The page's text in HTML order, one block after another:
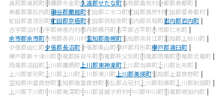
奥尻郡奥尻町瀬棚郡今金町久遠郡せたな町島牧郡島牧村寿都郡寿都町
寿都郡黒松内町磯谷郡蘭越町虻田郡ニセコ町虻田郡真狩村虻田郡留寿都村
虻田郡喜茂別町虻田郡京極町虻田郡倶知安町岩内郡共和町岩内郡岩内町
古宇郡泊村古宇郡神恵内村積丹郡積丹町古平郡古平町余市郡仁木町
余市郡余市町余市郡赤井川村空知郡南幌町空知郡奈井江町空知郡上砂川町
夕張郡由仁町夕張郡長沼町夕張郡栗山町樺戸郡月形町樺戸郡浦臼町
樺戸郡新十津川町雨竜郡妹背牛町雨竜郡秩父別町雨竜郡雨竜町雨竜郡北竜町
雨竜郡沼田町 上川郡鷹栖町 上川郡東神楽町 上川郡当麻町 上川郡比布町
上川郡愛別町 上川郡上川町 上川郡東川町 上川郡美瑛町空知郡上富良野町
空知郡中富良野町空知郡南富良野町勇払郡占冠村 上川郡和寒町 上川郡剣淵町
上川郡下川町中川郡美深町中川郡音威子府村中川郡中川町雨竜郡幌加内町